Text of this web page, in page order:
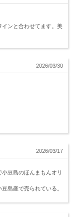
インと合わせてます。美
2026/03/30
2026/03/17
豆島のほんまもんオリ
島産で売られている。